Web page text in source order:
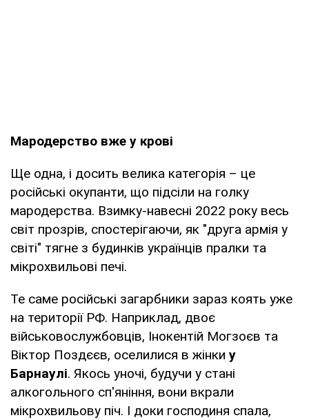
Мародерство вже у крові
Ще одна, і досить велика категорія – це
російські окупанти, що підсіли на голку
мародерства. Взимку-навесні 2022 року весь
світ прозрів, спостерігаючи, як "друга армія у
світі" тягне з будинків українців пралки та
мікрохвильові печі.
Те саме російські загарбники зараз коять уже
на території РФ. Наприклад, двоє
військовослужбовців, Інокентій Могзоєв та
Віктор Поздєєв, оселилися в жінки у
Барнаулі. Якось уночі, будучи у стані
алкогольного сп'яніння, вони вкрали
мікрохвильову піч. І доки господиня спала,